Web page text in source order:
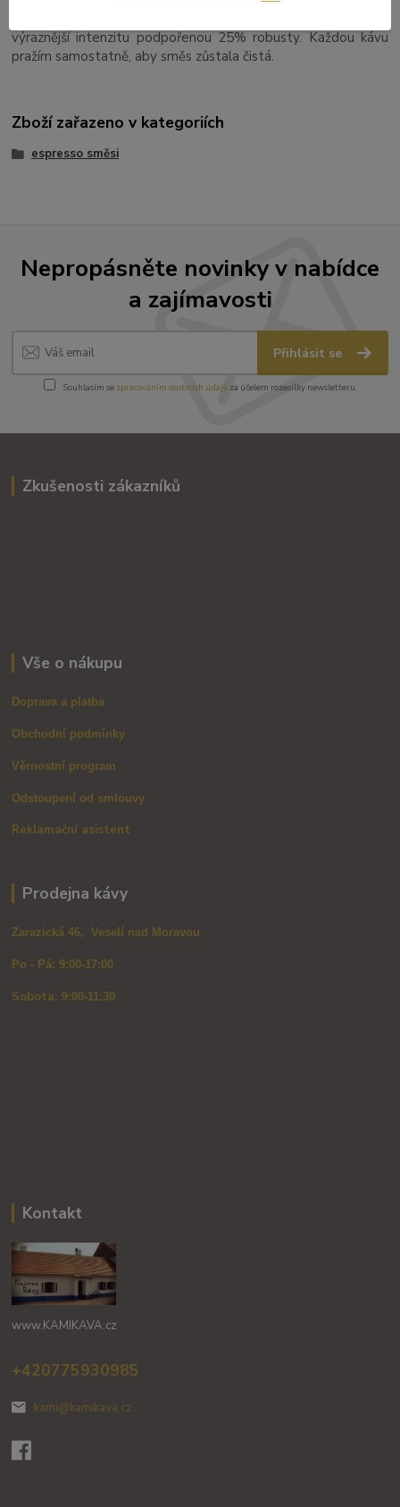
výraznější intenzitu podpořenou 25% robusty. Každou kávu
pražím samostatně, aby směs zůstala čistá.
Zboží zařazeno v kategoriích
espresso směsi
Nepropásněte novinky v nabídce
a zajímavosti
Přihlásit se
Souhlasím se zpracováním osobních údajůza účelem rozesílky newsletteru.
Zkušenosti zákazníků
Vše o nákupu
Doprava a platba
Obchodní podmínky
Věrnostní program
Odstoupení od smlouvy
Reklamační asistent
Prodejna kávy
Zarazická 46, Veselí nad Moravou
Po - Pá: 9:00-17:00
Sobota: 9:00-11:30
Kontakt
www.KAMIKAVA.cz
+420775930985
kami@kamikava.cz